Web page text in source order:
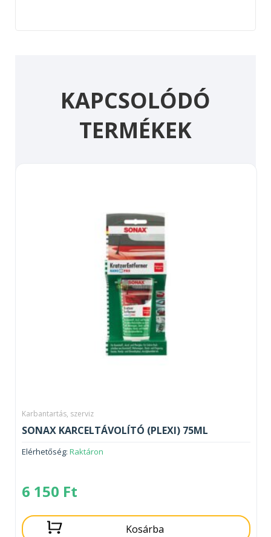
KAPCSOLÓDÓ
TERMÉKEK
Karbantartás, szerviz
SONAX KARCELTÁVOLÍTÓ (PLEXI) 75ML
Elérhetőség: Raktáron
6 150 Ft
Kosárba